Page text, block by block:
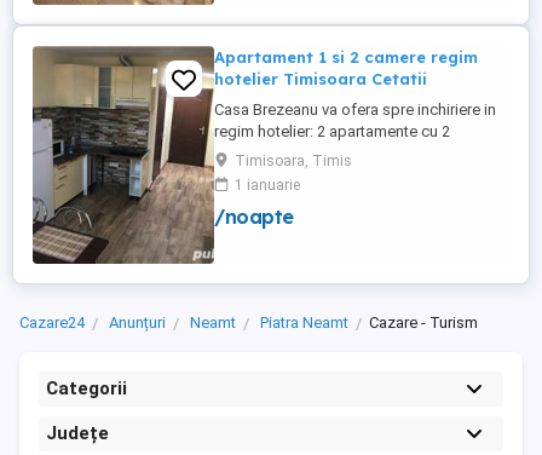
Apartament 1 si 2 camere regim
hotelier Timisoara Cetatii
Casa Brezeanu va ofera spre inchiriere in
regim hotelier: 2 apartamente cu 2
dormitoare, baie si bucatarie proprie. (4
locuri cazare in fiecare apartament) 1
apartament cu 1 dormitor, baie si
bucatarie proprie. (3 locuri cazare) Fiecare
Timisoara, Timis
1 ianuarie
/noapte
Cazare24 Anunțuri Neamt Piatra Neamt Cazare - Turism
Categorii
Județe